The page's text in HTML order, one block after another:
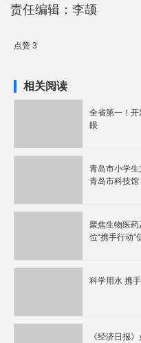
责任编辑：李颉
点赞 3
相关阅读
全省第一！
眼
青岛市小学
青岛市科技馆
聚焦生物医
位“携手行动”
科学用水 携
《经济日报